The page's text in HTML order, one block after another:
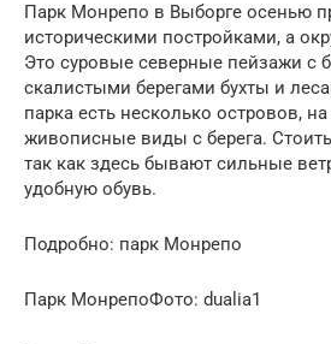
Парк Монрепо в Выборге осенью
историческими постройками, а
Это суровые северные пейзажи с
скалистыми берегами бухты и
парка есть несколько островов,
живописные виды с берега.
так как здесь бывают сильные
удобную обувь.
Подробно: парк Монрепо
Парк МонрепоФото: dualia1